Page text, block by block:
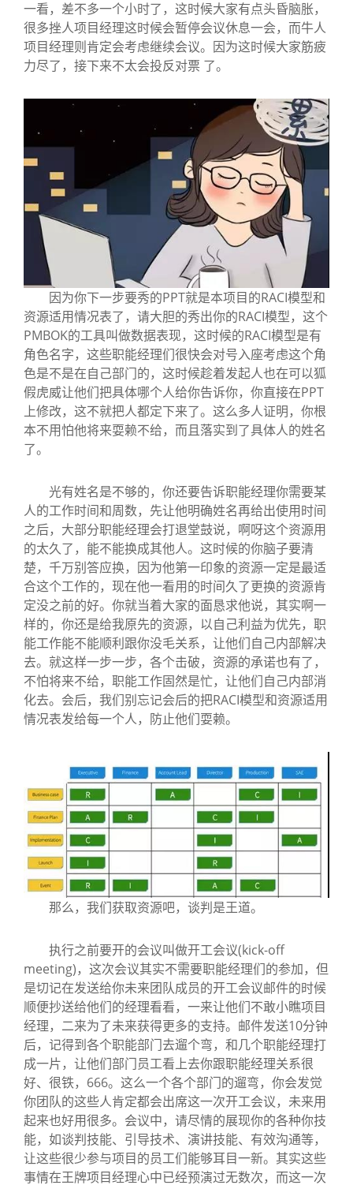
一看，差不多一个小时了，这时候大家有点头昏脑胀，
很多挫人项目经理这时候会暂停会议休息一会，而牛人
项目经理则肯定会考虑继续会议。因为这时候大家筋疲
力尽了，接下来不太会投反对票 了。
因为你下一步要秀的PPT就是本项目的RACI模型和
资源适用情况表了，请大胆的秀出你的RACI模型，这个
PMBOK的工具叫做数据表现，这时候的RACI模型是有
角色名字，这些职能经理们很快会对号入座考虑这个角
色是不是在自己部门的，这时候趁着发起人也在可以狐
假虎威让他们把具体哪个人给你告诉你，你直接在PPT
上修改，这不就把人都定下来了。这么多人证明，你根
本不用怕他将来耍赖不给，而且落实到了具体人的姓名
了。
光有姓名是不够的，你还要告诉职能经理你需要某
人的工作时间和周数，先让他明确姓名再给出使用时间
之后，大部分职能经理会打退堂鼓说，啊呀这个资源用
的太久了，能不能换成其他人。这时候的你脑子要清
楚，千万别答应换，因为他第一印象的资源一定是最适
合这个工作的，现在他一看用的时间久了更换的资源肯
定没之前的好。你就当着大家的面恳求他说，其实啊一
样的，你还是给我原先的资源，以自己利益为优先，职
能工作能不能顺利跟你没毛关系，让他们自己内部解决
去。就这样一步一步，各个击破，资源的承诺也有了，
不怕将来不给，职能工作固然是忙，让他们自己内部消
化去。会后，我们别忘记会后的把RACI模型和资源适用
情况表发给每一个人，防止他们耍赖。
那么，我们获取资源吧，谈判是王道。
执行之前要开的会议叫做开工会议(kick-off
meeting)，这次会议其实不需要职能经理们的参加，但
是切记在发送给你未来团队成员的开工会议邮件的时候
顺便抄送给他们的经理看看，一来让他们不敢小瞧项目
经理，二来为了未来获得更多的支持。邮件发送10分钟
后，记得到各个职能部门去遛个弯，和几个职能经理打
成一片，让他们部门员工看上去你跟职能经理关系很
好、很铁，666。这么一个各个部门的遛弯，你会发觉
你团队的这些人肯定都会出席这一次开工会议，未来用
起来也好用很多。会议中，请尽情的展现你的各种你技
能，如谈判技能、引导技术、演讲技能、有效沟通等，
让这些很少参与项目的员工们能够耳目一新。其实这些
事情在王牌项目经理心中已经预演过无数次，而这一次